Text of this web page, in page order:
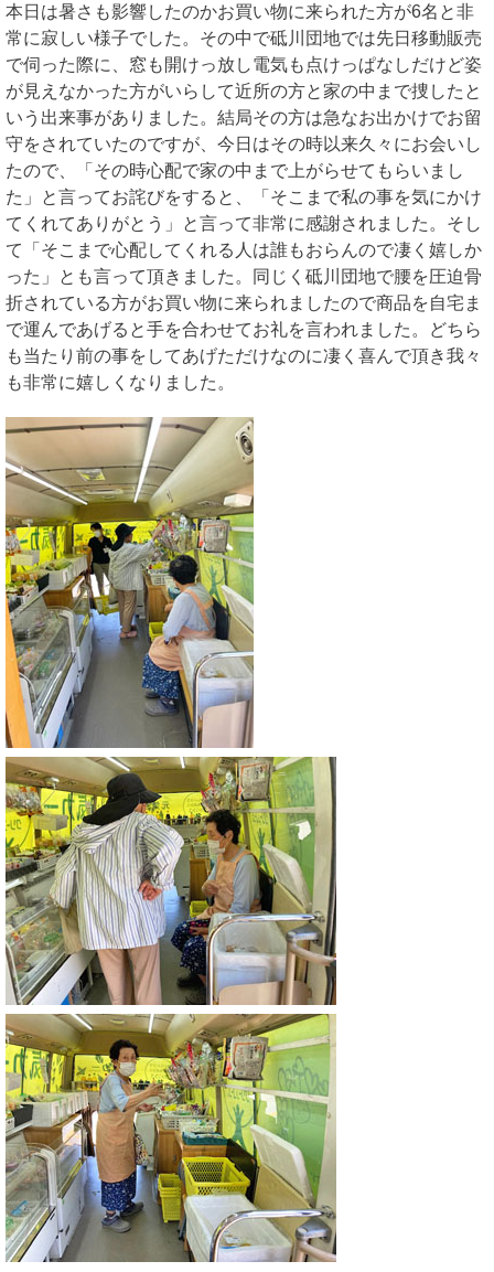
本日は暑さも影響したのかお買い物に来られた方が6名と非
常に寂しい様子でした。その中で砥川団地では先日移動販売
で伺った際に、窓も開けっ放し電気も点けっぱなしだけど姿
が見えなかった方がいらして近所の方と家の中まで捜したと
いう出来事がありました。結局その方は急なお出かけでお留
守をされていたのですが、今日はその時以来久々にお会いし
たので、「その時心配で家の中まで上がらせてもらいまし
た」と言ってお詫びをすると、「そこまで私の事を気にかけ
てくれてありがとう」と言って非常に感謝されました。そし
て「そこまで心配してくれる人は誰もおらんので凄く嬉しか
った」とも言って頂きました。同じく砥川団地で腰を圧迫骨
折されている方がお買い物に来られましたので商品を自宅ま
で運んであげると手を合わせてお礼を言われました。どちら
も当たり前の事をしてあげただけなのに凄く喜んで頂き我々
も非常に嬉しくなりました。